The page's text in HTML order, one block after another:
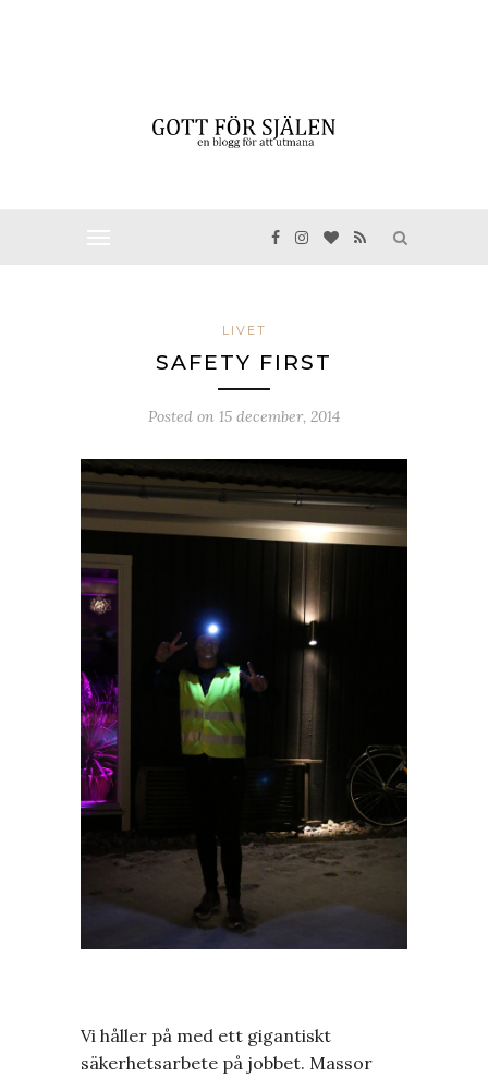
LIVET
SAFETY FIRST
Posted on 15 december, 2014
Vi håller på med ett gigantiskt
säkerhetsarbete på jobbet. Massor